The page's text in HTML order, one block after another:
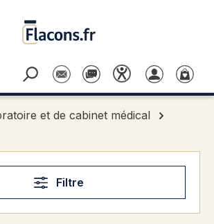
et de cabinet médical
Filtre